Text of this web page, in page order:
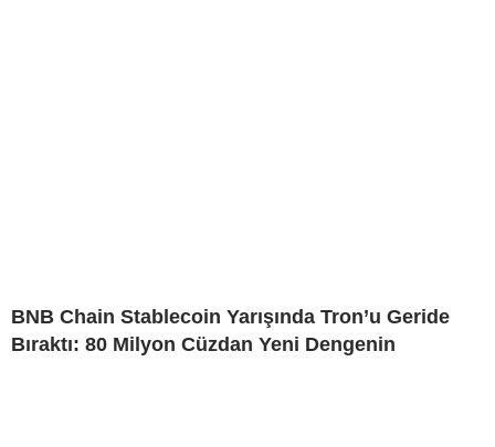
BNB Chain Stablecoin Yarışında Tron’u Geride
Bıraktı: 80 Milyon Cüzdan Yeni Dengenin